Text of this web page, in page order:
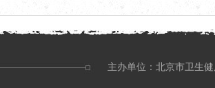
主办单位：北京市卫生